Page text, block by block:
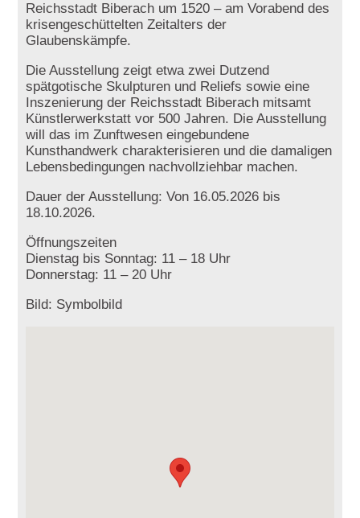
Reichsstadt Biberach um 1520 – am Vorabend des
krisengeschüttelten Zeitalters der
Glaubenskämpfe.
Die Ausstellung zeigt etwa zwei Dutzend
spätgotische Skulpturen und Reliefs sowie eine
Inszenierung der Reichsstadt Biberach mitsamt
Künstlerwerkstatt vor 500 Jahren. Die Ausstellung
will das im Zunftwesen eingebundene
Kunsthandwerk charakterisieren und die damaligen
Lebensbedingungen nachvollziehbar machen.
Dauer der Ausstellung: Von 16.05.2026 bis
18.10.2026.
Öffnungszeiten
Dienstag bis Sonntag: 11 – 18 Uhr
Donnerstag: 11 – 20 Uhr
Bild: Symbolbild